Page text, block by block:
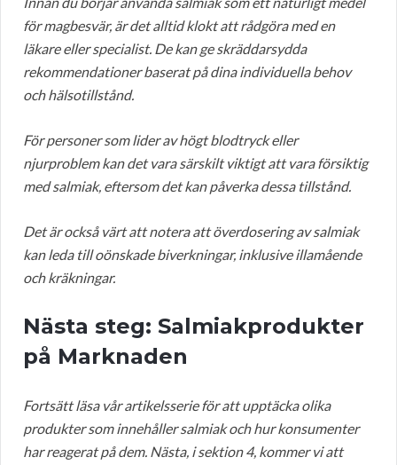
för magbesvär, är det alltid klokt att rådgöra med en
läkare eller specialist. De kan ge skräddarsydda
rekommendationer baserat på dina individuella behov
och hälsotillstånd.
För personer som lider av högt blodtryck eller
njurproblem kan det vara särskilt viktigt att vara försiktig
med salmiak, eftersom det kan påverka dessa tillstånd.
Det är också värt att notera att överdosering av salmiak
kan leda till oönskade biverkningar, inklusive illamående
och kräkningar.
Nästa steg: Salmiakprodukter
på Marknaden
Fortsätt läsa vår artikelsserie för att upptäcka olika
produkter som innehåller salmiak och hur konsumenter
har reagerat på dem. Nästa, i sektion 4, kommer vi att